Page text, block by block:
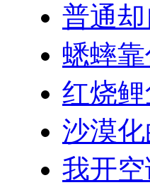
普通
蟋蟀
红烧
沙漠
我开